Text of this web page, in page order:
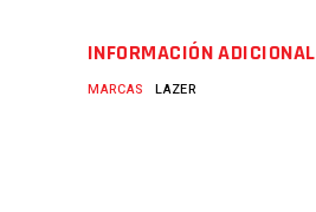
INFORMACIÓN ADICIONAL
MARCAS LAZER